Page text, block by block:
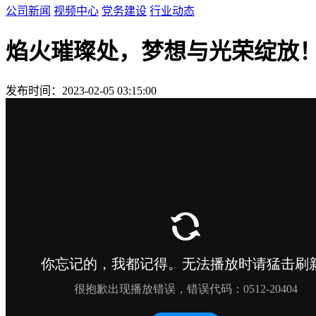
公司新闻 视频中心 党务建设 行业动态
焰火璀璨处，梦想与光荣绽放
发布时间：2023-02-05 03:15:00